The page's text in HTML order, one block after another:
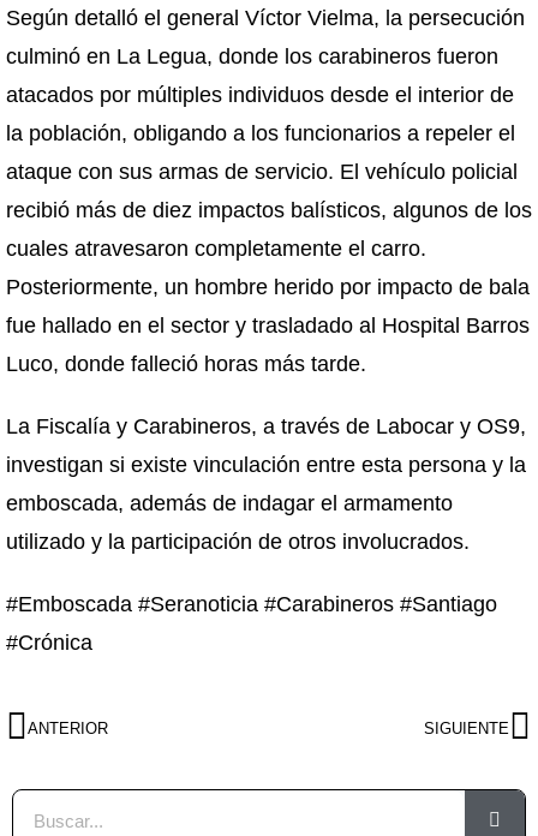
Según detalló el general Víctor Vielma, la persecución
culminó en La Legua, donde los carabineros fueron
atacados por múltiples individuos desde el interior de
la población, obligando a los funcionarios a repeler el
ataque con sus armas de servicio. El vehículo policial
recibió más de diez impactos balísticos, algunos de los
cuales atravesaron completamente el carro.
Posteriormente, un hombre herido por impacto de bala
fue hallado en el sector y trasladado al Hospital Barros
Luco, donde falleció horas más tarde.
La Fiscalía y Carabineros, a través de Labocar y OS9,
investigan si existe vinculación entre esta persona y la
emboscada, además de indagar el armamento
utilizado y la participación de otros involucrados.
#Emboscada #Seranoticia #Carabineros #Santiago
#Crónica
ANTERIOR SIGUIENTE